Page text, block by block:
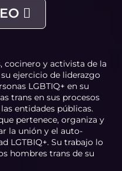
cocinero y activista de la
ejercicio de liderazgo
LGBTIQ+ en su
trans en sus procesos
entidades públicas.
pertenece, organiza y
la unión y el auto-
LGTBIQ+. Su trabajo lo
hombres trans de su